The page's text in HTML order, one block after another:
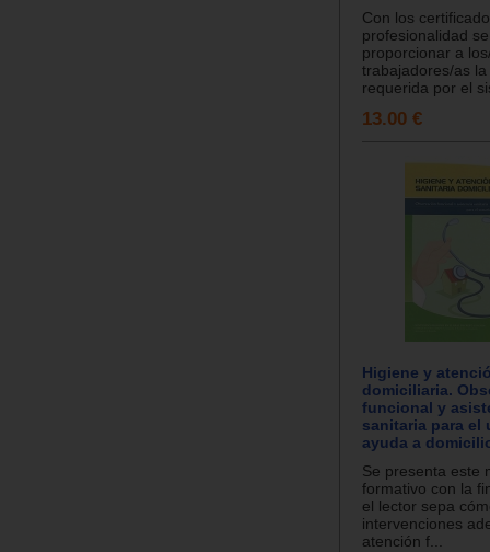
Con los
profesionalidad
proporcionar a
trabajadores/as
requerida por el
13.00 €
Higiene y
domiciliaria.
funcional y
sanitaria para el
ayuda a
Se presenta este
formativo con la
el lector sepa
intervenciones
atención f...